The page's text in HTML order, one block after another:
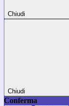
Chiudi
Chiudi
Conferma